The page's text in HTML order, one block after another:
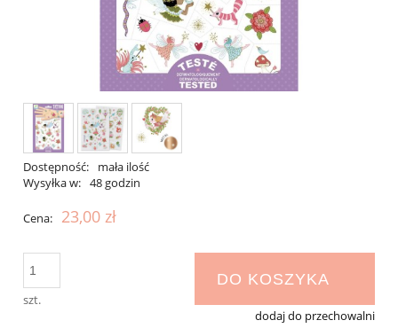
Dostępność:
mała ilość
Wysyłka w: 48 godzin
Cena: 23,00 zł
szt.
DO KOSZYKA
dodaj do przechowalni